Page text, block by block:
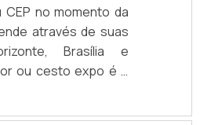
no momento da
através de suas
Brasília e
ou cesto expo é o
que serve
armazenar,